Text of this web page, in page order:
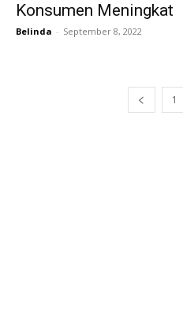
Konsumen Meningkat
Belinda - September 8, 2022
1